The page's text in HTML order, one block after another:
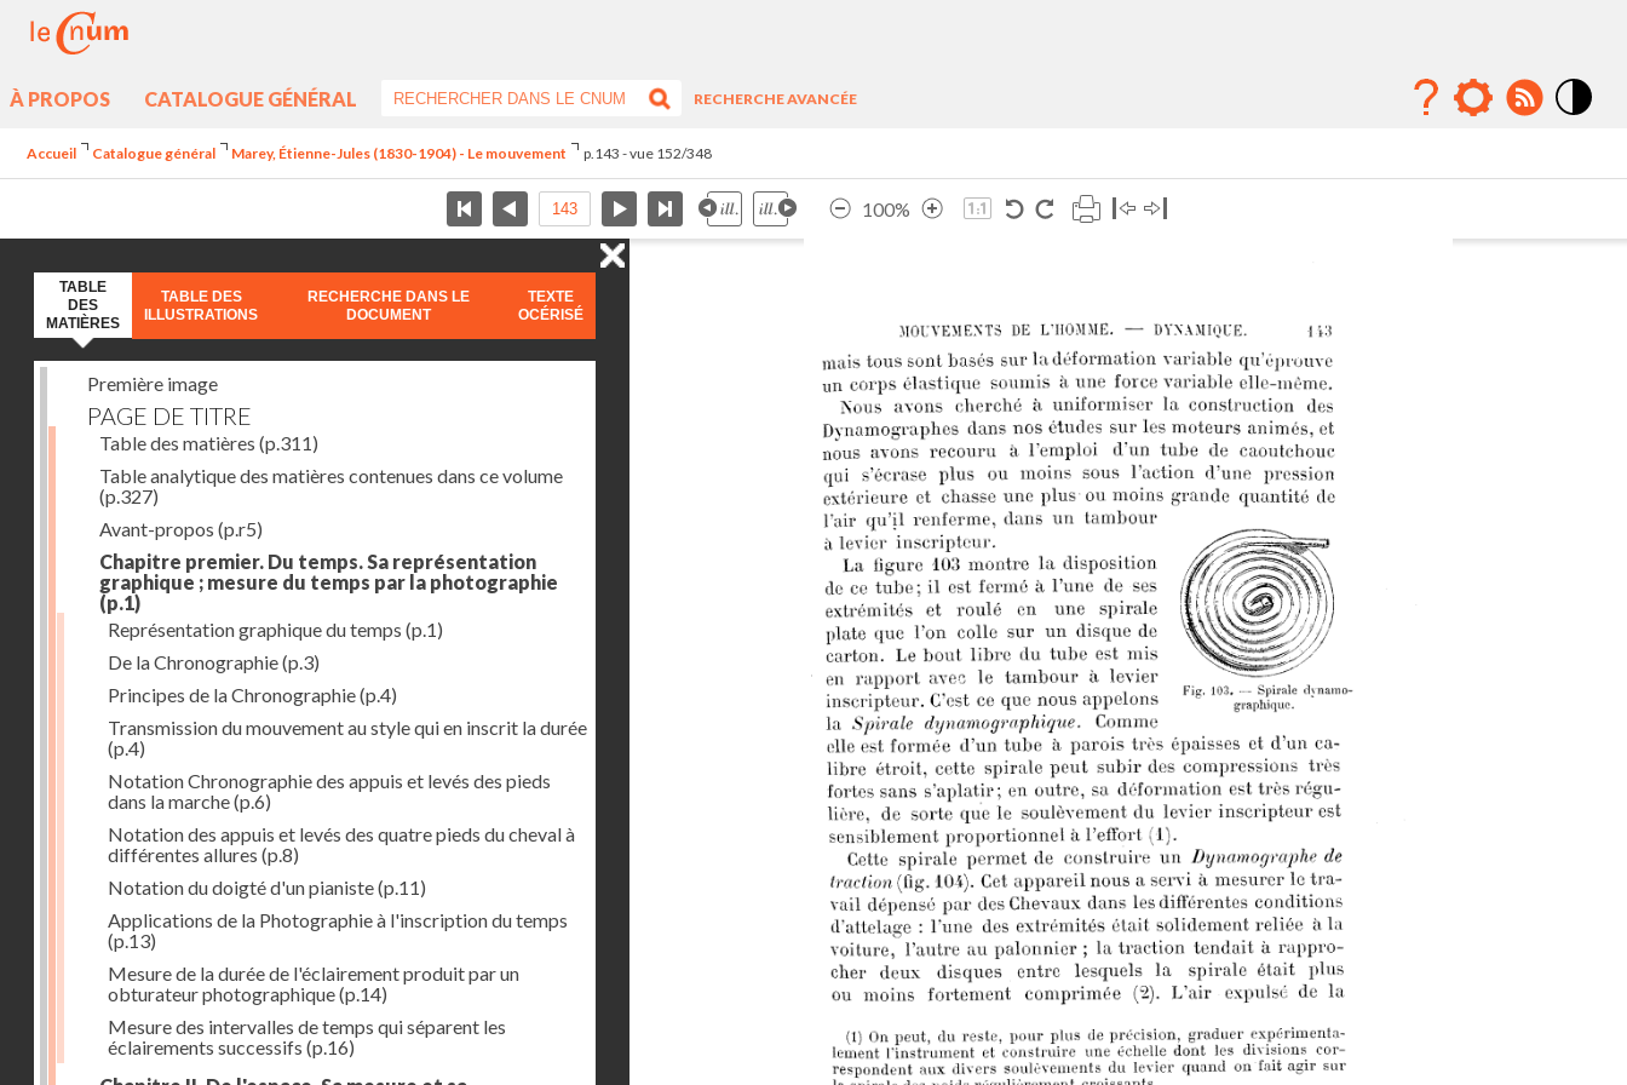
À PROPOS CATALOGUE GÉNÉRAL
RECHERCHE AVANCÉE
Accueil Catalogue général Marey, Étienne-Jules (1830-1904) - Le mouvement p.143 - vue 152/348
100%
TABLE
DES
MATIÈRES
TABLE DES
ILLUSTRATIONS
RECHERCHE DANS LE
DOCUMENT
TEXTE
OCÉRISÉ
Première image
PAGE DE TITRE
Table des matières (p.311)
Table analytique des matières contenues dans ce volume
(p.327)
Avant-propos (p.r5)
Chapitre premier. Du temps. Sa représentation
graphique ; mesure du temps par la photographie
(p.1)
Représentation graphique du temps (p.1)
De la Chronographie(p.3)
Principes de la Chronographie(p.4)
Transmission du mouvement au style qui en inscrit la durée
(p.4)
Notation Chronographie des appuis et levés des pieds
dans la marche(p.6)
Notation des appuis et levés des quatre pieds du cheval à
différentes allures (p.8)
Notation du doigté d'un pianiste(p.11)
Applications de la Photographie à l'inscription du temps
(p.13)
Mesure de la durée de l'éclairement produit par un
obturateur photographique(p.14)
Mesure des intervalles de temps qui séparent les
éclairements successifs (p.16)